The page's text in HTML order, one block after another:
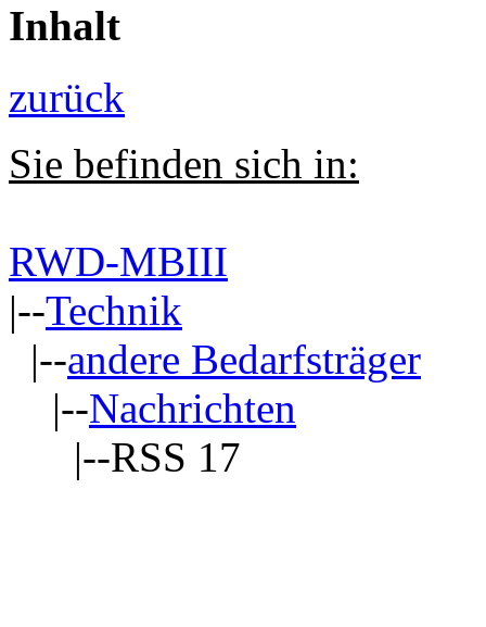
Inhalt
zurück
Sie befinden sich in:
RWD-MBIII
|--Technik
|--andere Bedarfsträger
|--Nachrichten
|--RSS 17